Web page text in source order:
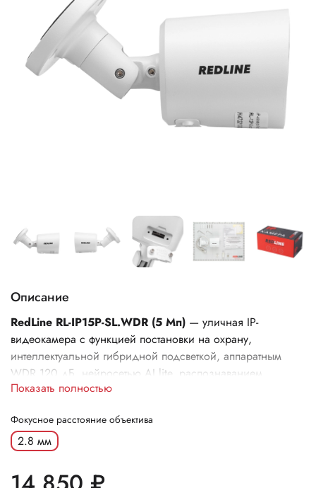
Фокусное расстояние объектива
2.8 мм
Описание
RedLine RL-IP15P-SL.WDR (5 Мп) — уличная IP-
видеокамера с функцией постановки на охрану,
интеллектуальной гибридной подсветкой, аппаратным
WDR 120 дБ, нейросетью AI.lite, распознаванием
номеров ANPR и системой активного сдерживания ALERT!
Показать полностью